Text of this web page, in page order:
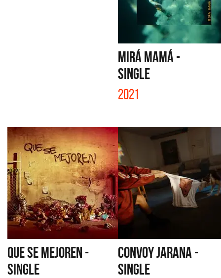
MIRÁ MAMÁ -
SINGLE
2021
QUE SE MEJOREN -
SINGLE
CONVOY JARANA -
SINGLE